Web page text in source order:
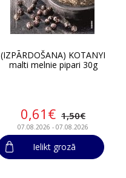
(IZPĀRDOŠANA) KOTANYI
malti melnie pipari 30g
0,61€ 1,50€
07.08.2026 - 07.08.2026
Ielikt grozā